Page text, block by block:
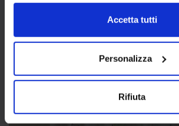
Accetta tutti
Personalizza
Rifiuta